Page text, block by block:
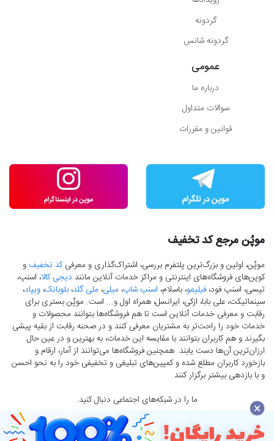
گردونه
گردونه شانس
عمومی
درباره ما
سوالات متداول
قوانین و مقررات
موپُن مرجع کد تخفیف
موپُن، اولین و بزرگ‌ترین پلتفرم بررسی، اشتراک‌گذاری و معرفیکد تخفیف و
کوپن‌های فروشگاه‌های اینترنتی و مراکز خدمات آنلاین مانند دیجی کالا، اسنپ،
تپسی، اسنپ فود، فیلیمو، باسلام، اسنپ شاپ، میلی، ملی گلد، بلوبانک، ویپاد،
سینماتیکت، علی بابا، ازکی، ایرانسل، همراه اول و... است. موپُن بستری برای
رقابت و معرفی خدمات آنلاین است تا هم فروشگاه‌ها بتوانند محصولات و
خدمات خود را راحت‌تر به مشتریان معرفی کنند و در صحنه رقابت از بقیه پیشی
بگیرند و هم کاربران بتوانند با مقایسه این خدمات، به بهترین و در عین حال
ارزان‌ترین آن‌ها دست‌ یابند. همچنین فروشگاه‌ها می‌توانند از آمار، ارقام و
بازخورد کاربران مطلع شده و کمپین‌های تبلیغی و تخفیفی خود را به نحو احسن
و با بازدهی بیشتر برگزار کنند.
ما را در شبکه‌های اجتماعی دنبال کنید.
×